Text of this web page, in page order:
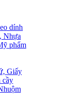
dính
Nhựa
phẩm
Giấy
cầy